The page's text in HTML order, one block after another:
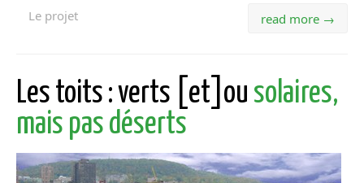
read more →
Le projet
Les toits : verts [et]ou solaires,
mais pas déserts